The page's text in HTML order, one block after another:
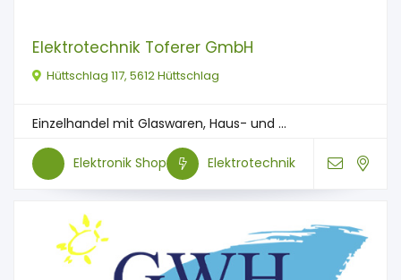
Elektrotechnik Toferer GmbH
Hüttschlag 117, 5612 Hüttschlag
Einzelhandel mit Glaswaren, Haus- und ...
Elektronik Shop Elektrotechnik